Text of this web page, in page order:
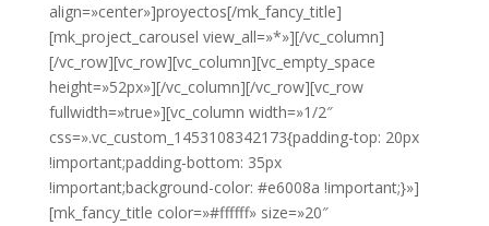
align=»center»]proyectos[/mk_fancy_title]
[mk_project_carousel view_all=»*»][/vc_column]
[/vc_row][vc_row][vc_column][vc_empty_space
height=»52px»][/vc_column][/vc_row][vc_row
fullwidth=»true»][vc_column width=»1/2″
css=».vc_custom_1453108342173{padding-top: 20px
!important;padding-bottom: 35px
!important;background-color: #e6008a !important;}»]
[mk_fancy_title color=»#ffffff» size=»20″